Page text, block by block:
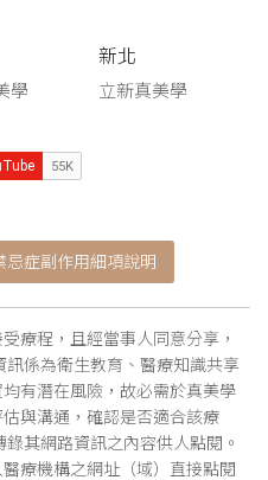
學
新北
立新真美學
忌症副作用細項說明
療程，且經當事人同意分享，
係為衛生教育、醫療知識共享
有潛在風險，故必需於真美學
與溝通，確認是否適合該療
其網路資訊之內容供人點閱。
療機構之網址（域）直接點閱